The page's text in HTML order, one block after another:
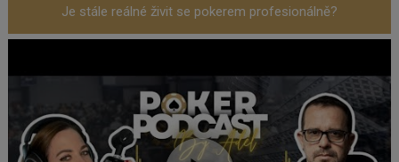
Je stále reálné živit se pokerem profesionálně?